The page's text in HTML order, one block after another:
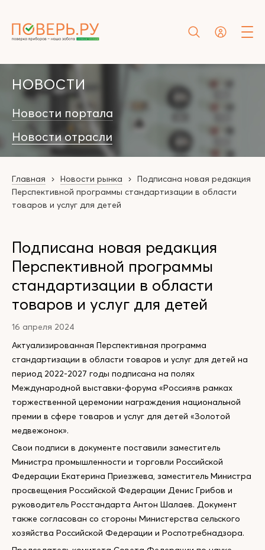
НОВОСТИ
Новости портала
Новости отрасли
Главная Новости рынка
Подписана новая редакция
Перспективной программы стандартизации в области
товаров и услуг для детей
Подписана новая редакция
Перспективной программы
стандартизации в области
товаров и услуг для детей
16 апреля 2024
Актуализированная Перспективная программа
стандартизации в области товаров и услуг для детей на
период 2022-2027 годы подписана на полях
Международной выставки-форума «Россия»в рамках
торжественной церемонии награждения национальной
премии в сфере товаров и услуг для детей «Золотой
медвежонок».
Свои подписи в документе поставили заместитель
Министра промышленности и торговли Российской
Федерации Екатерина Приезжева, заместитель Министра
просвещения Российской Федерации Денис Грибов и
руководитель Росстандарта Антон Шалаев. Документ
также согласован со стороны Министерства сельского
хозяйства Российской Федерации и Роспотребнадзора.